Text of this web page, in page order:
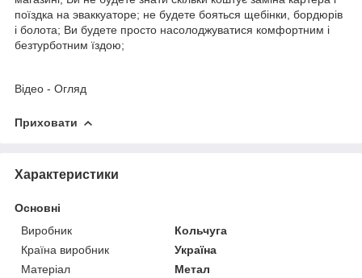
поїздка на эваккуаторе; не будете бояться щебінки, бордюрів
і болота; Ви будете просто насолоджуватися комфортним і
безтурботним їздою;
Відео - Огляд
Приховати
Характеристики
Основні
Виробник
Кольчуга
Країна виробник
Україна
Матеріал
Метал